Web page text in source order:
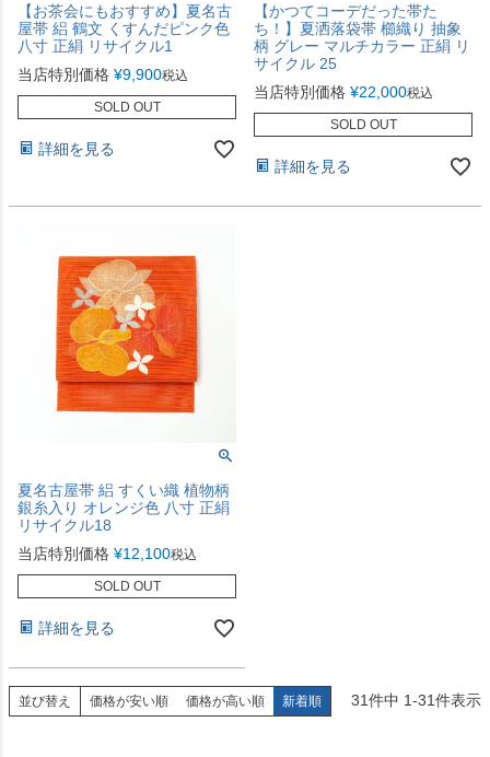
【お茶会にもおすすめ】夏名古
屋帯 絽 鶴文 くすんだピンク色
八寸 正絹 リサイクル1
当店特別価格 ¥9,900税込
SOLD OUT
詳細を見る
【かつてコーデだった帯た
ち！】夏洒落袋帯 櫛織り 抽象
柄 グレー マルチカラー 正絹 リ
サイクル 25
当店特別価格 ¥22,000税込
SOLD OUT
詳細を見る
夏名古屋帯 絽 すくい織 植物柄
銀糸入り オレンジ色 八寸 正絹
リサイクル18
当店特別価格 ¥12,100税込
SOLD OUT
詳細を見る
並び替え 価格が安い順 価格が高い順 新着順 31件中 1-31件表示